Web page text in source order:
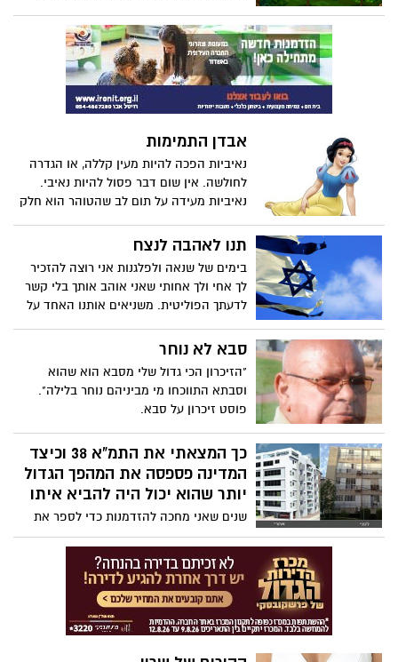
מתרחשים דברים מופלאים מסביבנו. עיננו
האטומות מונעות מאיתנו לראות אותם. טרדות
היום מונעות מאיתנו לחוש את עוצמת האהבה
של הקרובים אלנו, הן עוטפות אותנו כמו
ערמות אבק. האגו עוצר בתוכנו רגשות
מכיר.
אבדן התמימות
נאיביות הפכה להיות מעין קללה, או הגדרה
לחולשה. אין שום דבר פסול להיות נאיבי.
נאיביות מעידה על תום לב שהטוהר הוא חלק
אותנו.... בדרך הוא נהפך ציני כי המציאות
תנו לאהבה לנצח
בימים של שנאה ולפלגנות אני רוצה להזכיר
לך אחי ולך אחותי שאני אוהב אותך בלי קשר
לדעתך הפוליטית. משניאים אותנו האחד על
נמצאים מסביב ועבורם הדם שלי ושלך הוא
סבא לא נוחר
"הזיכרון הכי גדול שלי מסבא הוא שהוא
וסבתא התווכחו מי מביניהם נוחר בלילה".
פוסט זיכרון על סבא.
כך המצאתי את התמ"א 38 וכיצד
המדינה פספסה את המהפך הגדול
יותר שהוא יכול היה להביא איתו
שנים שאני מחכה להזדמנות כדי לספר את
מה שרק מעטים יודעים - שאני המצאתי את
פרויקט תמ"א 38, מיזם שנחשב למהפכה
הגדולה ביותר בעולם הנדל"ן בישראל ליחיד
מסוגו בעולם והנה נוצרה לי ההזדמנות...